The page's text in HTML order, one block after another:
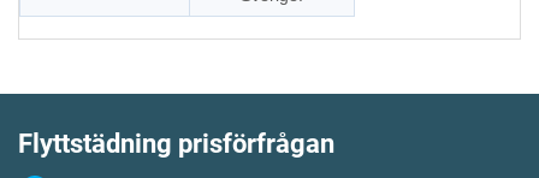
Flyttstädning prisförfrågan